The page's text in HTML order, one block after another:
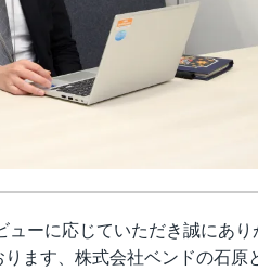
ーに応じていただき誠にあり
ます、株式会社ベンドの石原